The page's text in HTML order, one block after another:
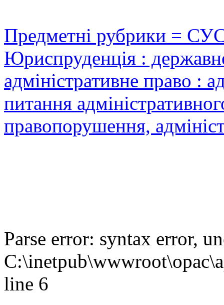
Предметні рубрики =
Юриспруденція :
адміністративне право :
питання
правопорушення,
Parse error: syntax error,
line 6